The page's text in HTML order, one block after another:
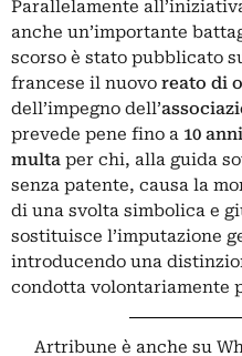
Parallelamente
anche un’importante
scorso è stato pubblicato
francese il nuovo reato di
dell’impegno dell’
prevede pene fino a 10
multa per chi, alla guida
senza patente, causa la
di una svolta simbolica e
sostituisce l’imputazione
introducendo una
condotta volontariamente
Artribune è anche su